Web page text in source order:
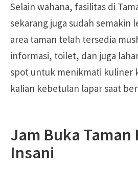
Selain wahana, fasilitas di
sekarang juga sudah semakin
area taman telah tersedia
informasi, toilet, dan juga
spot untuk menikmati kuliner
kalian kebetulan lapar saat
Jam Buka Taman
Insani